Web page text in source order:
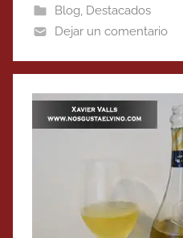
Blog, Destacados
Dejar un comentario